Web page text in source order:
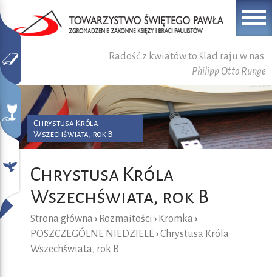
Radość z kwiatów to ślad raju w nas.
Philipp Otto Runge
Chrystusa Króla
Wszechświata, rok B
Chrystusa Króla
Wszechświata, rok B
Strona główna › Rozmaitości › Kromka ›
POSZCZEGÓLNE NIEDZIELE›Chrystusa Króla
Wszechświata, rok B